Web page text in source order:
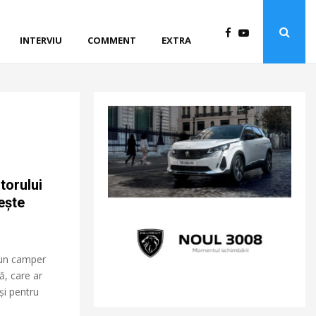
INTERVIU COMMENT EXTRA
camper
care ar
pentru